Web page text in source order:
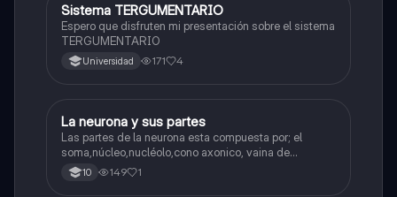
Biologia
Sistema TERGUMENTARIO
Espero que disfruten mi presentación sobre el sistema
TERGUMENTARIO
Universidad 171 4
Biologia
La neurona y sus partes
Las partes de la neurona esta compuesta por; el
soma,núcleo,nucléolo,cono axonico, vaina de
mielina,celula schwan,núcleo de schwann,nódulo de
Ranvier,terminal axonico Arborizacion terminal, botón
10 149 1